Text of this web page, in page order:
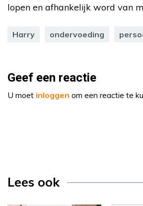
lopen en afhankelijk word van
Harry ondervoeding
Geef een reactie
U moet inloggen om een reactie te
Lees ook